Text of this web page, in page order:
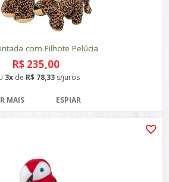
com Filhote Pelúcia
R$ 235,00
3x de R$ 78,33 s/juros
MAIS ESPIAR